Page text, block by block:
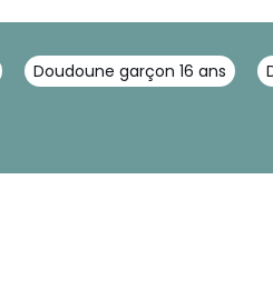
Doudoune garçon 16 ans